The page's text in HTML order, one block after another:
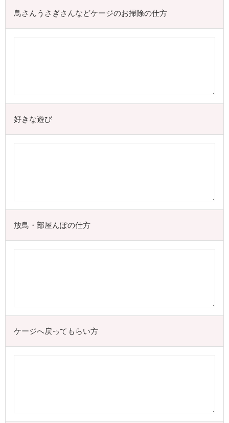
鳥さんうさぎさんなどケージのお掃除の仕方
好きな遊び
放鳥・部屋んぽの仕方
ケージへ戻ってもらい方